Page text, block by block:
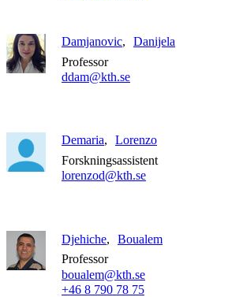
Damjanovic
Danijela
Professor
ddam@kth.se
Demaria
Lorenzo
Forskningsassistent
lorenzod@kth.se
Djehiche
Boualem
Professor
boualem@kth.se
+46 8 790 78 75